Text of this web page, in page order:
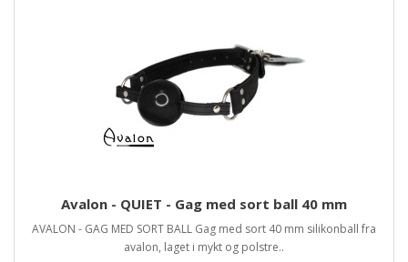
Avalon - QUIET - Gag med sort ball 40 mm
AVALON - GAG MED SORT BALL Gag med sort 40 mm silikonball fra
avalon, laget i mykt og polstre..